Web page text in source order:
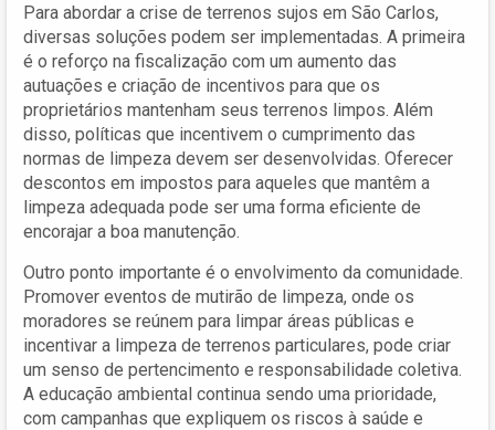
Para abordar a crise de terrenos sujos em São Carlos,
diversas soluções podem ser implementadas. A primeira
é o reforço na fiscalização com um aumento das
autuações e criação de incentivos para que os
proprietários mantenham seus terrenos limpos. Além
disso, políticas que incentivem o cumprimento das
normas de limpeza devem ser desenvolvidas. Oferecer
descontos em impostos para aqueles que mantêm a
limpeza adequada pode ser uma forma eficiente de
encorajar a boa manutenção.
Outro ponto importante é o envolvimento da comunidade.
Promover eventos de mutirão de limpeza, onde os
moradores se reúnem para limpar áreas públicas e
incentivar a limpeza de terrenos particulares, pode criar
um senso de pertencimento e responsabilidade coletiva.
A educação ambiental continua sendo uma prioridade,
com campanhas que expliquem os riscos à saúde e